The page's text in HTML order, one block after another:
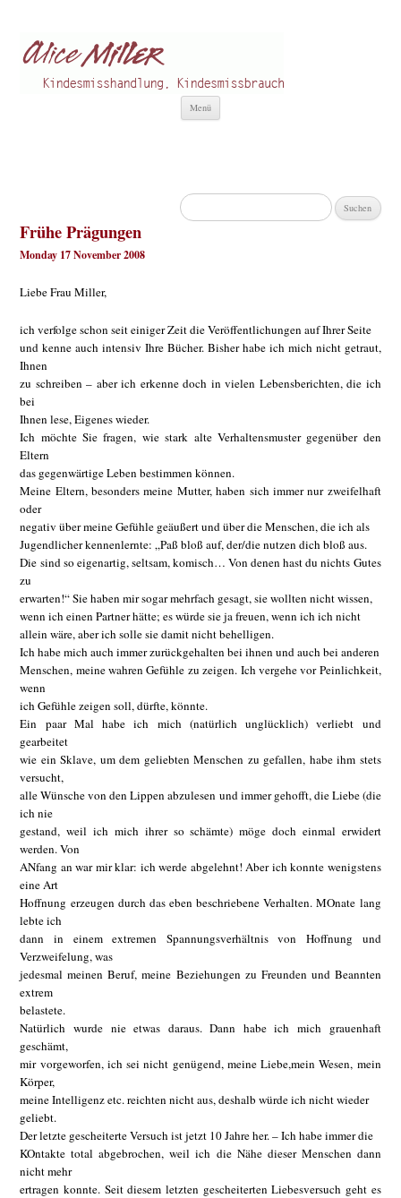
Menü
Suchen
nach:
Frühe Prägungen
Monday 17 November 2008
Liebe Frau Miller,
ich verfolge schon seit einiger Zeit die Veröffentlichungen auf Ihrer Seite
und kenne auch intensiv Ihre Bücher. Bisher habe ich mich nicht getraut,
Ihnen
zu schreiben – aber ich erkenne doch in vielen Lebensberichten, die ich
bei
Ihnen lese, Eigenes wieder.
Ich möchte Sie fragen, wie stark alte Verhaltensmuster gegenüber den
Eltern
das gegenwärtige Leben bestimmen können.
Meine Eltern, besonders meine Mutter, haben sich immer nur zweifelhaft
oder
negativ über meine Gefühle geäußert und über die Menschen, die ich als
Jugendlicher kennenlernte: „Paß bloß auf, der/die nutzen dich bloß aus.
Die sind so eigenartig, seltsam, komisch… Von denen hast du nichts Gutes
zu
erwarten!“ Sie haben mir sogar mehrfach gesagt, sie wollten nicht wissen,
wenn ich einen Partner hätte; es würde sie ja freuen, wenn ich ich nicht
allein wäre, aber ich solle sie damit nicht behelligen.
Ich habe mich auch immer zurückgehalten bei ihnen und auch bei anderen
Menschen, meine wahren Gefühle zu zeigen. Ich vergehe vor Peinlichkeit,
wenn
ich Gefühle zeigen soll, dürfte, könnte.
Ein paar Mal habe ich mich (natürlich unglücklich) verliebt und
gearbeitet
wie ein Sklave, um dem geliebten Menschen zu gefallen, habe ihm stets
versucht,
alle Wünsche von den Lippen abzulesen und immer gehofft, die Liebe (die
ich nie
gestand, weil ich mich ihrer so schämte) möge doch einmal erwidert
werden. Von
ANfang an war mir klar: ich werde abgelehnt! Aber ich konnte wenigstens
eine Art
Hoffnung erzeugen durch das eben beschriebene Verhalten. MOnate lang
lebte ich
dann in einem extremen Spannungsverhältnis von Hoffnung und
Verzweifelung, was
jedesmal meinen Beruf, meine Beziehungen zu Freunden und Beannten
extrem
belastete.
Natürlich wurde nie etwas daraus. Dann habe ich mich grauenhaft
geschämt,
mir vorgeworfen, ich sei nicht genügend, meine Liebe,mein Wesen, mein
Körper,
meine Intelligenz etc. reichten nicht aus, deshalb würde ich nicht wieder
geliebt.
Der letzte gescheiterte Versuch ist jetzt 10 Jahre her. – Ich habe immer die
KOntakte total abgebrochen, weil ich die Nähe dieser Menschen dann
nicht mehr
ertragen konnte. Seit diesem letzten gescheiterten Liebesversuch geht es